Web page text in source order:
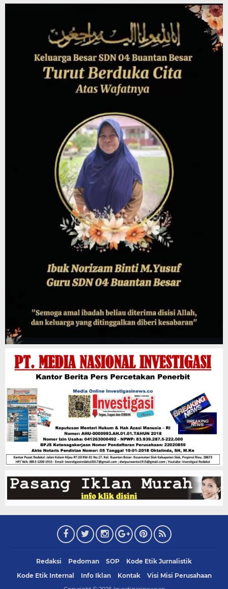
Redaksi Pedoman SOP
Kode Etik Jurnalistik
Kode Etik Internal
Info Iklan Kontak Visi Misi Perusahaan